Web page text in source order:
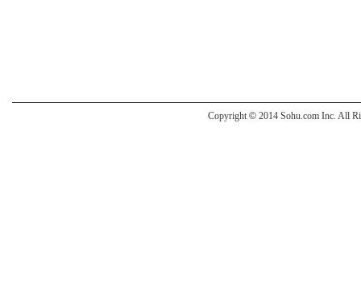
Copyright © 2014 Sohu.com Inc. All